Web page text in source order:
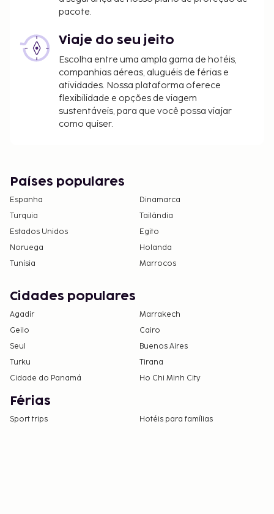
pacote.
Viaje do seu jeito
Escolha entre uma ampla gama de hotéis,
companhias aéreas, aluguéis de férias e
atividades. Nossa plataforma oferece
flexibilidade e opções de viagem
sustentáveis, para que você possa viajar
como quiser.
Países populares
Espanha
Dinamarca
Turquia
Tailândia
Estados Unidos
Egito
Noruega
Holanda
Tunísia
Marrocos
Cidades populares
Agadir
Marrakech
Geilo
Cairo
Seul
Buenos Aires
Turku
Tirana
Cidade do Panamá
Ho Chi Minh City
Férias
Sport trips Hotéis para famílias